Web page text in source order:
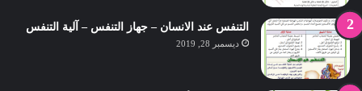
التنفس عند الانسان – جهاز التنفس – آلية التنفس
ديسمبر 28, 2019